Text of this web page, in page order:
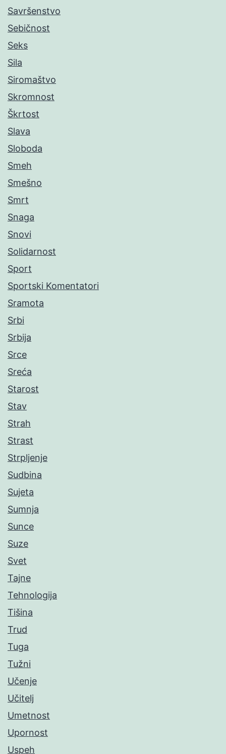
Savršenstvo
Sebičnost
Seks
Sila
Siromaštvo
Skromnost
Škrtost
Slava
Sloboda
Smeh
Smešno
Smrt
Snaga
Snovi
Solidarnost
Sport
Sportski Komentatori
Sramota
Srbi
Srbija
Srce
Sreća
Starost
Stav
Strah
Strast
Strpljenje
Sudbina
Sujeta
Sumnja
Sunce
Suze
Svet
Tajne
Tehnologija
Tišina
Trud
Tuga
Tužni
Učenje
Učitelj
Umetnost
Upornost
Uspeh